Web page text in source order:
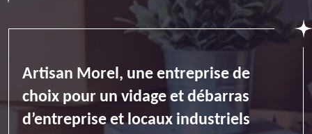
Artisan Morel, une entreprise de
choix pour un vidage et débarras
d’entreprise et locaux industriels